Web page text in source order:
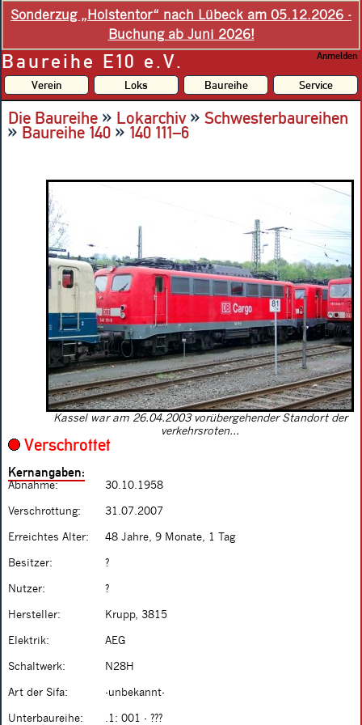
Sonderzug „Holstentor“ nach Lübeck am 05.12.2026 -
Buchung ab Juni 2026!
Baureihe E10 e.V. Anmelden
Verein Loks Baureihe Service
Die Baureihe » Lokarchiv» Schwesterbaureihen
»Baureihe 140 »140 111–6
Kassel war am 26.04.2003 vorübergehender Standort der
verkehrsroten...
Verschrottet
Kernangaben:
Abnahme: 30.10.1958
Verschrottung: 31.07.2007
Erreichtes Alter: 48 Jahre, 9 Monate, 1 Tag
Besitzer: ?
Nutzer: ?
Hersteller: Krupp, 3815
Elektrik: AEG
Schaltwerk: N28H
Art der Sifa: -unbekannt-
Unterbaureihe: .1: 001 - ???